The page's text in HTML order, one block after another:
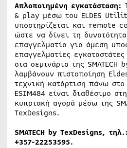
Απλοποιημένη εγκατάσταση:
& play μέσω του ELDES
υποστηρίζεται και remote
ώστε να δίνει τη
επαγγελματία για άμεση
επαγγελματίες
στα σεμινάρια της SMATECH
λαμβάνουν πιστοποίηση
τεχνική κατάρτιση πάνω
ESIM484 είναι διαθέσιμο
κυπριακή αγορά μέσω της
TexDesigns.
SMATECH by TexDesigns, τηλ
+357-22253595.